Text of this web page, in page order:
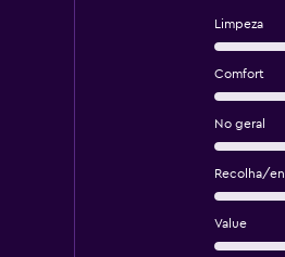
Limpeza
Comfort
No geral
Recolha/
Value